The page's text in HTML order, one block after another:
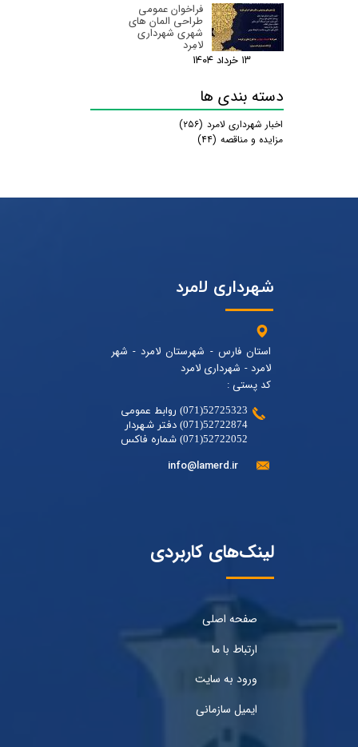
فراخوان عمومی
طراحی المان های
شهری شهرداری
لامِرد
۱۳ خرداد ۰۴
دسته بندی ها
اخبار شهرداری لامرد (۲۵۶)
مزایده و مناقصه (۴۴)
شهرداری لامرد
استان فارس - شهرستان لامرد - شهر
لامرد - شهرداری لامرد
کد پستی :
52725323(071) روابط عمومی
52722874(071) دفتر شهردار
52722052(071) شماره فاکس
info@lamerd.ir
لینک‌های کاربردی
صفحه اصلی
ارتباط با ما
ورود به سایت
ایمیل سازمانی